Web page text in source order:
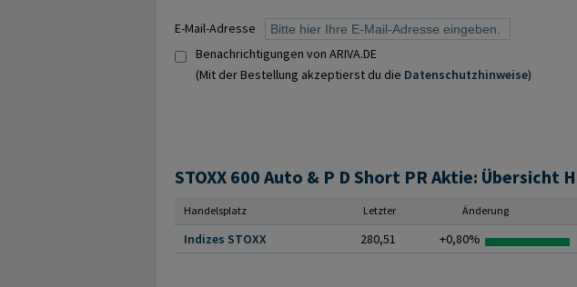
E-Mail-Adresse
Benachrichtigungen von ARIVA.DE
(Mit der Bestellung akzeptierst du die Datenschutzhinweise)
Handelsplatz Letzter Änderung
Indizes STOXX 280,51 +0,80%